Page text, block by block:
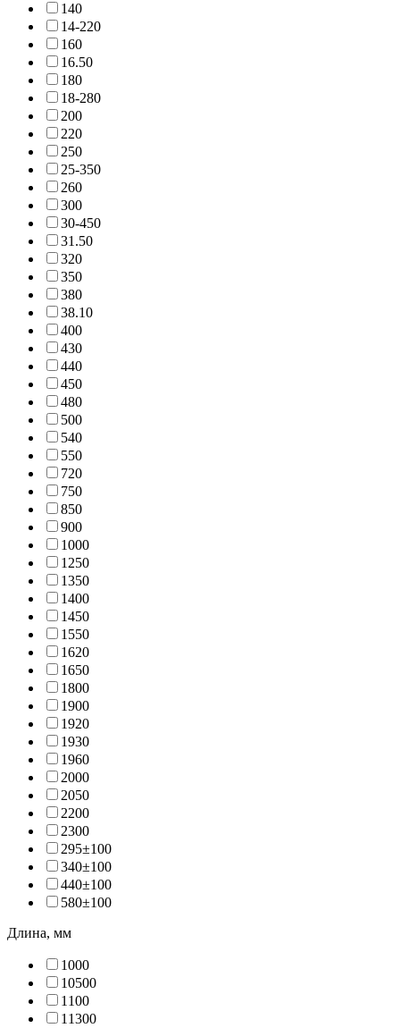
140
14-220
160
16.50
180
18-280
200
220
250
25-350
260
300
30-450
31.50
320
350
380
38.10
400
430
440
450
480
500
540
550
720
750
850
900
1000
1250
1350
1400
1450
1550
1620
1650
1800
1900
1920
1930
1960
2000
2050
2200
2300
295±100
340±100
440±100
580±100
Длина, мм
1000
10500
1100
11300